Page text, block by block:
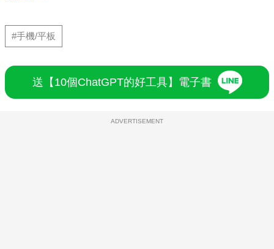
#手機/平板
送【10個ChatGPT的好工具】電子書
ADVERTISEMENT